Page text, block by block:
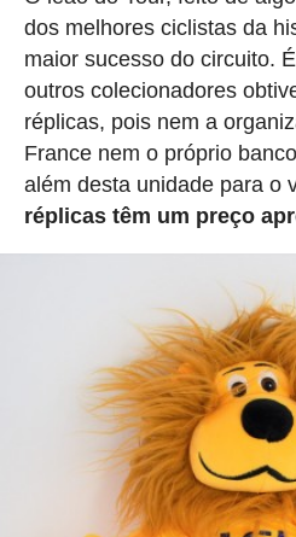
dos melhores ciclistas da
maior sucesso do circuito.
outros colecionadores
réplicas, pois nem a
France nem o próprio
além desta unidade para o
réplicas têm um preço